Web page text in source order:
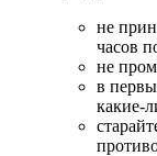
не
часов
не
в
какие-